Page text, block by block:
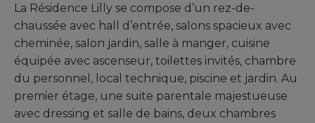
La Résidence Lilly se compose d’un rez-de-
chaussée avec hall d’entrée, salons spacieux avec
cheminée, salon jardin, salle à manger, cuisine
équipée avec ascenseur, toilettes invités, chambre
du personnel, local technique, piscine et jardin. Au
premier étage, une suite parentale majestueuse
avec dressing et salle de bains, deux chambres